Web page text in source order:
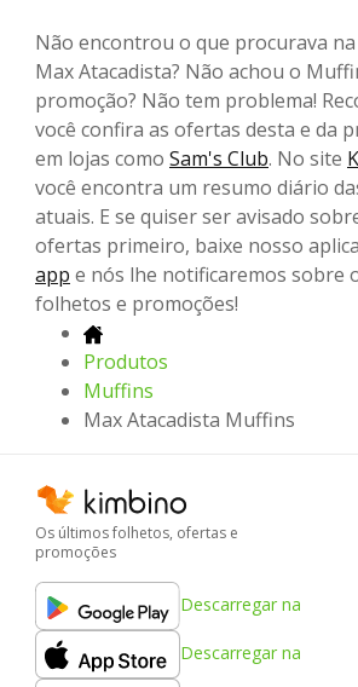
Não encontrou o que procurava
Max Atacadista? Não achou o
promoção? Não tem problema!
você confira as ofertas desta e da
em lojas como Sam's Club. No site
você encontra um resumo diário
atuais. E se quiser ser avisado
ofertas primeiro, baixe nosso
app e nós lhe notificaremos sobre
folhetos e promoções!
Produtos
Muffins
Max Atacadista Muffins
Os últimos folhetos, ofertas e
promoções
Descarregar na
Descarregar na